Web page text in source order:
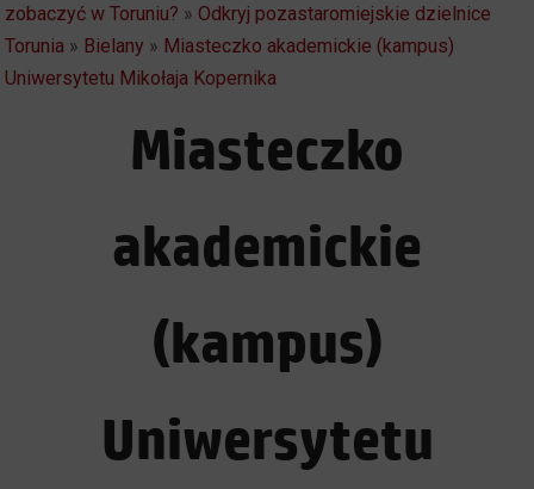
zobaczyć w Toruniu? » Odkryj pozastaromiejskie dzielnice
Torunia » Bielany » Miasteczko akademickie (kampus)
Uniwersytetu Mikołaja Kopernika
Miasteczko
akademickie
(kampus)
Uniwersytetu